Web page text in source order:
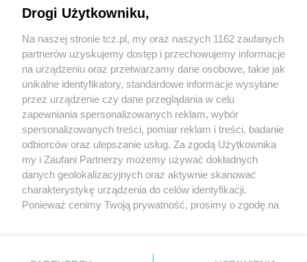
O FIRMIE POLITYKA PRYWATNOŚCI HOSTING
REKLAMA WSPÓŁPRACA RSS FACEBOOK KONTAKT
Nasze serwisy
Aktualności
Tcz24
Muzyka i kultura
Archiwum wydarzeń
Drogi Użytkowniku,
Na naszej stronie tcz.pl, my oraz naszych 1162 zaufanych
partnerów uzyskujemy dostęp i przechowujemy informacje
na urządzeniu oraz przetwarzamy dane osobowe, takie jak
unikalne identyfikatory, standardowe informacje wysyłane
przez urządzenie czy dane przeglądania w celu
zapewniania spersonalizowanych reklam, wybór
spersonalizowanych treści, pomiar reklam i treści, badanie
odbiorców oraz ulepszanie usług. Za zgodą Użytkownika
my i Zaufani Partnerzy możemy używać dokładnych
danych geolokalizacyjnych oraz aktywnie skanować
charakterystykę urządzenia do celów identyfikacji.
Ponieważ cenimy Twoją prywatność, prosimy o zgodę na